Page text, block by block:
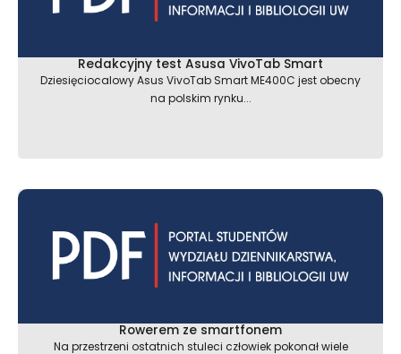
Redakcyjny test Asusa VivoTab Smart
Dziesięciocalowy Asus VivoTab Smart ME400C jest obecny
na polskim rynku...
Rowerem ze smartfonem
Na przestrzeni ostatnich stuleci człowiek pokonał wiele